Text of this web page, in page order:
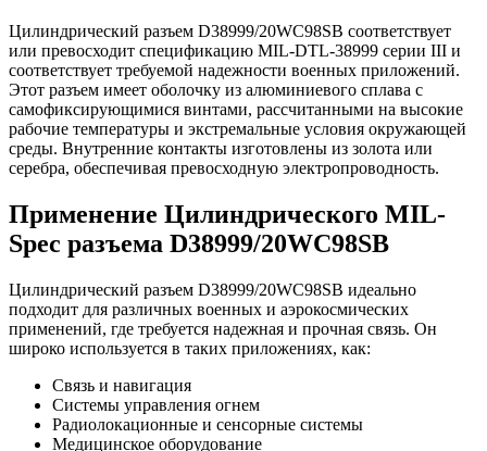
Цилиндрический разъем D38999/20WC98SB соответствует
или превосходит спецификацию MIL-DTL-38999 серии III и
соответствует требуемой надежности военных приложений.
Этот разъем имеет оболочку из алюминиевого сплава с
самофиксирующимися винтами, рассчитанными на высокие
рабочие температуры и экстремальные условия окружающей
среды. Внутренние контакты изготовлены из золота или
серебра, обеспечивая превосходную электропроводность.
Применение Цилиндрического MIL-
Spec разъема D38999/20WC98SB
Цилиндрический разъем D38999/20WC98SB идеально
подходит для различных военных и аэрокосмических
применений, где требуется надежная и прочная связь. Он
широко используется в таких приложениях, как:
Связь и навигация
Системы управления огнем
Радиолокационные и сенсорные системы
Медицинское оборудование